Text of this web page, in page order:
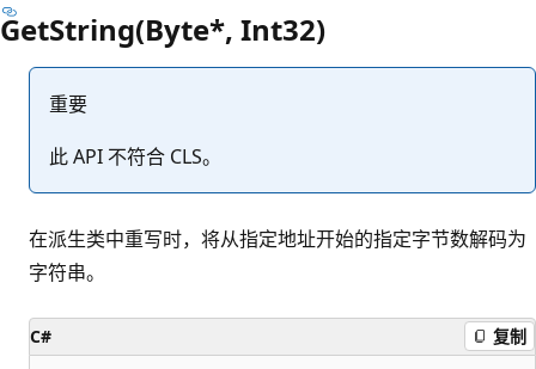
GetString(Byte*, Int32)
重要
此 API 不符合 CLS。
在派生类中重写时，将从指定地址开始的指定字节数解码为
字符串。
C# 复制